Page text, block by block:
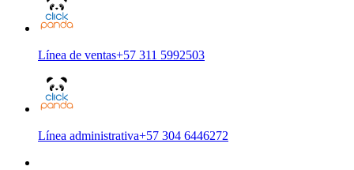
Línea de ventas+57 311 5992503
Línea administrativa+57 304 6446272